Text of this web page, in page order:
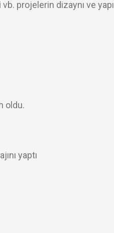
projelerin dizaynı ve
oldu.
yaptı